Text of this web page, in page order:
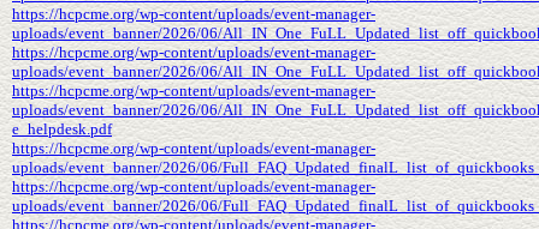
https://hcpcme.org/wp-content/uploads/event-manager-
uploads/event_banner/2026/06/
https://hcpcme.org/wp-content/uploads/event-manager-
uploads/event_banner/2026/06/
https://hcpcme.org/wp-content/uploads/event-manager-
uploads/event_banner/2026/06/
e_helpdesk.pdf
https://hcpcme.org/wp-content/uploads/event-manager-
uploads/event_banner/2026/06/
https://hcpcme.org/wp-content/uploads/event-manager-
uploads/event_banner/2026/06/
https://hcpcme.org/wp-content/uploads/event-manager-